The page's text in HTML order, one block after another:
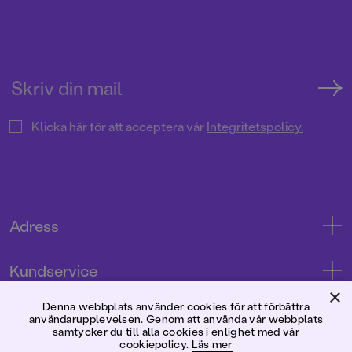
Klicka här för att acceptera vårIntegritetspolicy.
Adress
Tryckerigatan 4
Kundservice
Kontakta oss
Kundservice
Förlaget
×
Denna webbplats använder cookies för att förbättra
användarupplevelsen. Genom att använda vår webbplats
samtycker du till alla cookies i enlighet med vår
cookiepolicy. Läs mer